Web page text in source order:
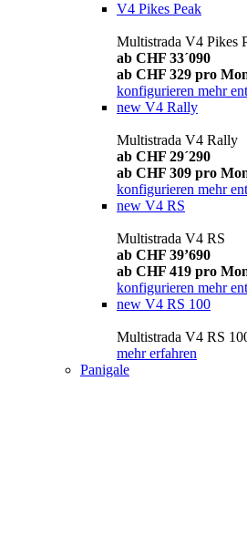
V4 Pikes Peak
Multistrada V4 Pikes
ab CHF 33´090
ab CHF 329 pro
konfigurieren mehr
new V4 Rally
Multistrada V4 Rally
ab CHF 29´290
ab CHF 309 pro
konfigurieren mehr
new V4 RS
Multistrada V4 RS
ab CHF 39’690
ab CHF 419 pro
konfigurieren mehr
new V4 RS 100
Multistrada V4 RS
mehr erfahren
Panigale